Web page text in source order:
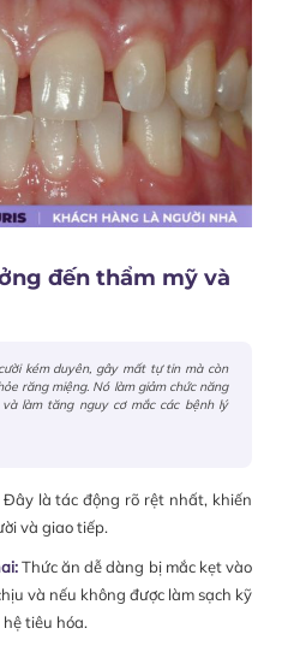
đến thẩm mỹ và
kém duyên, gây mất tự tin mà còn
răng miệng. Nó làm giảm chức năng
làm tăng nguy cơ mắc các bệnh lý
là tác động rõ rệt nhất, khiến
và giao tiếp.
Thức ăn dễ dàng bị mắc kẹt vào
và nếu không được làm sạch kỹ
tiêu hóa.